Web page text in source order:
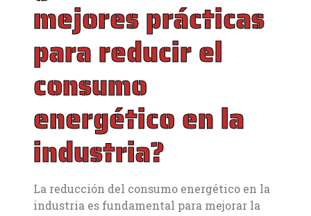
mejores prácticas
para reducir el
consumo
energético en la
industria?
La reducción del consumo energético en la
industria es fundamental para mejorar la